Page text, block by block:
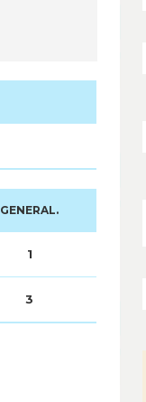
GENERAL.
1
3